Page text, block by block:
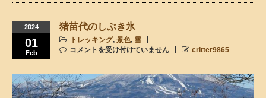
2024
01
Feb
猪苗代のしぶき氷
トレッキング, 景色, 雪
コメントを受け付けていません
critter9865